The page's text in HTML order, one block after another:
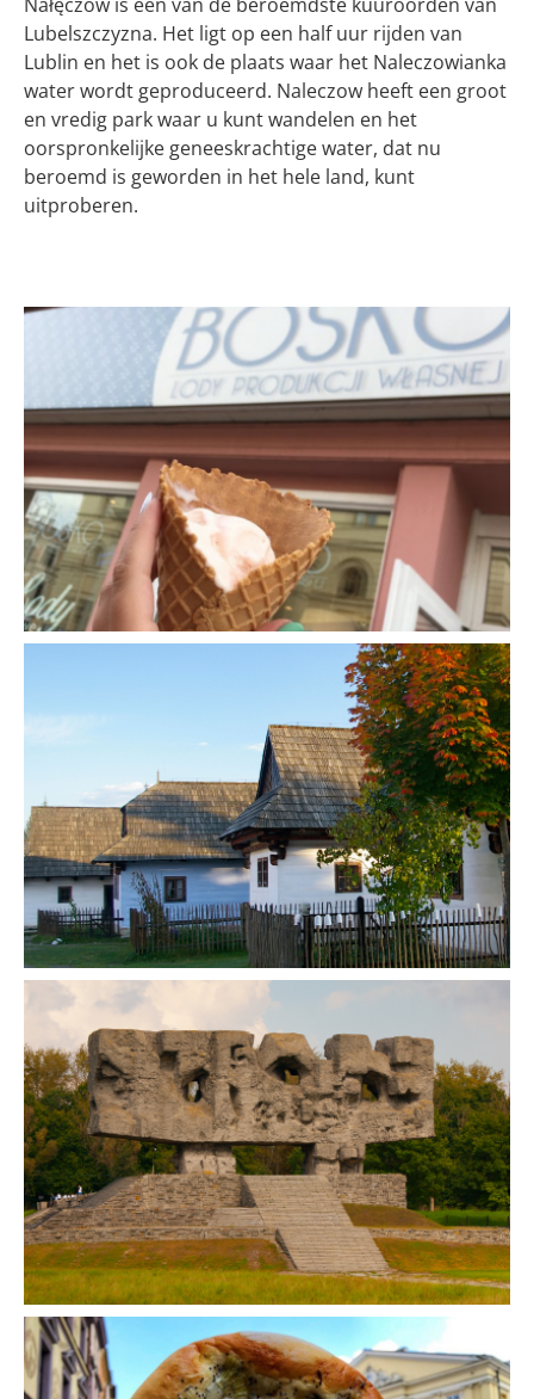
Lubelszczyzna. Het ligt op een half uur rijden van
Lublin en het is ook de plaats waar het Naleczowianka
water wordt geproduceerd. Naleczow heeft een groot
en vredig park waar u kunt wandelen en het
oorspronkelijke geneeskrachtige water, dat nu
beroemd is geworden in het hele land, kunt
uitproberen.